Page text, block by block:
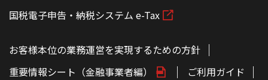
国税電子申告・納税システム e-Tax
お客様本位の業務運営を実現するための方針
重要情報シート（金融事業者編）
ご利用ガイド